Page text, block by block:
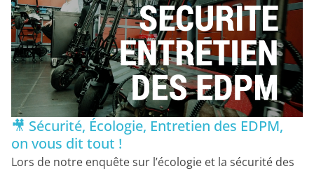
🎥 Sécurité, Écologie, Entretien des EDPM,
on vous dit tout !
Lors de notre enquête sur l’écologie et la sécurité des